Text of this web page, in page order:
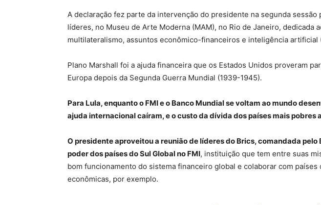
A declaração fez parte da intervenção do presidente na segunda sessão
líderes, no Museu de Arte Moderna (MAM), no Rio de Janeiro, dedicada
multilateralismo, assuntos econômico-financeiros e inteligência artificial
Plano Marshall foi a ajuda financeira que os Estados Unidos proveram
Europa depois da Segunda Guerra Mundial (1939-1945).
Para Lula, enquanto o FMI e o Banco Mundial se voltam ao mundo
ajuda internacional caíram, e o custo da dívida dos países mais pobres
O presidente aproveitou a reunião de líderes do Brics, comandada pelo
poder dos países do Sul Global no FMI, instituição que tem entre suas
bom funcionamento do sistema financeiro global e colaborar com países
econômicas, por exemplo.